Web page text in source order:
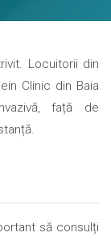
Locuitorii din
Clinic din Baia
față de
să consulți